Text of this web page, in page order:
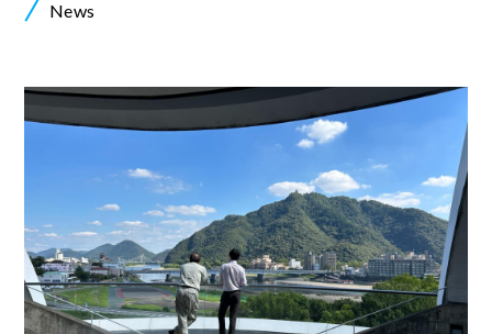
News